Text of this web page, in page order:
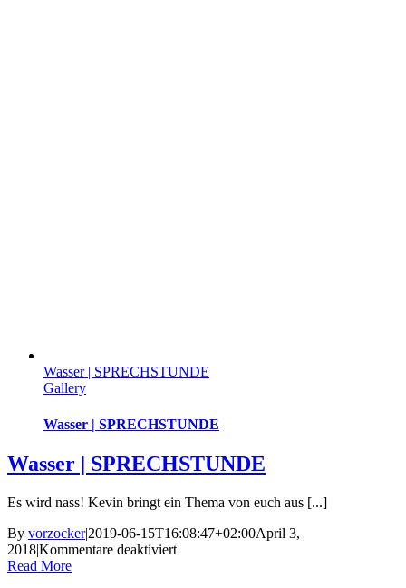
Wasser | SPRECHSTUNDE
Gallery
Wasser | SPRECHSTUNDE
Wasser | SPRECHSTUNDE
Es wird nass! Kevin bringt ein Thema von euch aus [...]
By vorzocker|2019-06-15T16:08:47+02:00April 3,
2018|Kommentare deaktiviertfür
Read More